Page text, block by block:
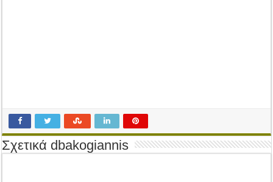
Σχετικά dbakogiannis